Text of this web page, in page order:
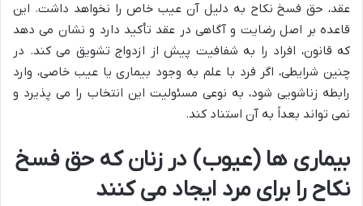
عقد، حق فسخ نکاح به دلیل آن عیب خاص را نخواهد داشت. این
قاعده بر اصل رضایت و آگاهی در عقد تأکید دارد و نشان می دهد
که قانون، افراد را به شفافیت پیش از ازدواج تشویق می کند. در
چنین شرایطی، اگر فرد با علم به وجود بیماری یا عیب خاصی، وارد
رابطه زناشویی شود، به نوعی مسئولیت این انتخاب را می پذیرد و
نمی تواند بعداً به آن استناد کند.
بیماری ها (عیوب) در زنان که حق فسخ
نکاح را برای مرد ایجاد می کنند